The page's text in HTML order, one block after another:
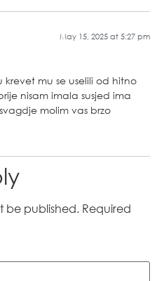
May 15, 2025 at 5:27 pm
mu se uselili od hitno
nisam imala susjed ima
molim vas brzo
be published. Required